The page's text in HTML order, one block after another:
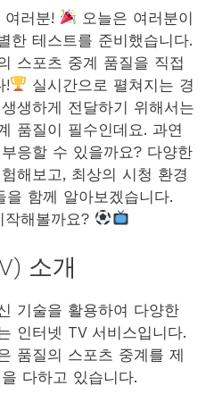
러분!
오늘은 여러분이
한 테스트를 준비했습니다.
스포츠 중계 품질을 직접
!
실시간으로 펼쳐지는 경
생하게 전달하기 위해서는
품질이 필수인데요. 과연
응할 수 있을까요? 다양한
해보고, 최상의 시청 환경
함께 알아보겠습니다.
해볼까요?
소개
기술을 활용하여 다양한
인터넷 TV 서비스입니다.
품질의 스포츠 중계를 제
다하고 있습니다.